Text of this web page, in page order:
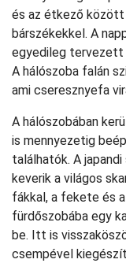
és az étkező
bárszékekkel. A
egyedileg
A hálószoba falán
ami cseresznyefa
A hálószobában
is mennyezetig
találhatók. A
keverik a világos
fákkal, a fekete és
fürdőszobába egy
be. Itt is
csempével